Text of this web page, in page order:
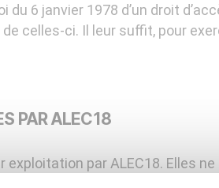
6 janvier 1978 d’un droit
celles-ci. Il leur suffit, pour
PAR ALEC18
par ALEC18. Elles